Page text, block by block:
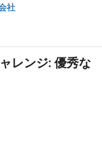
社
レンジ: 優秀な